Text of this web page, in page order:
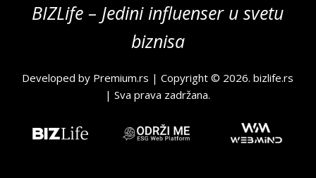
BIZLife – Jedini influenser u svetu
biznisa
Developed by Premium.rs | Copyright © 2026.bizlife.rs
| Sva prava zadržana.